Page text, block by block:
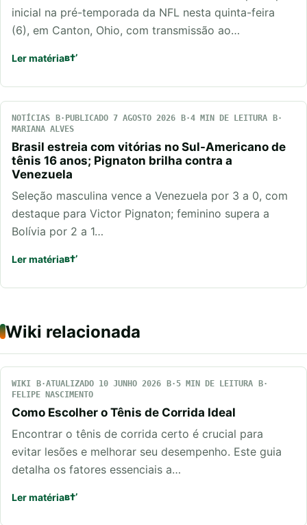
inicial na pré-temporada da NFL nesta quinta-feira
(6), em Canton, Ohio, com transmissão ao…
Ler matéria
NOTÍCIAS PUBLICADO 7 AGOSTO 2026
4 MIN DE LEITURA
MARIANA ALVES
Brasil estreia com vitórias no Sul-Americano de
tênis 16 anos; Pignaton brilha contra a
Venezuela
Seleção masculina vence a Venezuela por 3 a 0, com
destaque para Victor Pignaton; feminino supera a
Bolívia por 2 a 1…
Ler matéria
Wiki relacionada
WIKI ATUALIZADO 10 JUNHO 2026
5 MIN DE LEITURA
FELIPE NASCIMENTO
Como Escolher o Tênis de Corrida Ideal
Encontrar o tênis de corrida certo é crucial para
evitar lesões e melhorar seu desempenho. Este guia
detalha os fatores essenciais a…
Ler matéria